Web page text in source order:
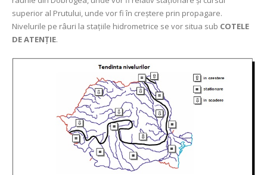
superior al Prutului, unde vor fi în creștere prin propagare.
Nivelurile pe râuri la stațiile hidrometrice se vor situa sub COTELE
DE ATENȚIE.